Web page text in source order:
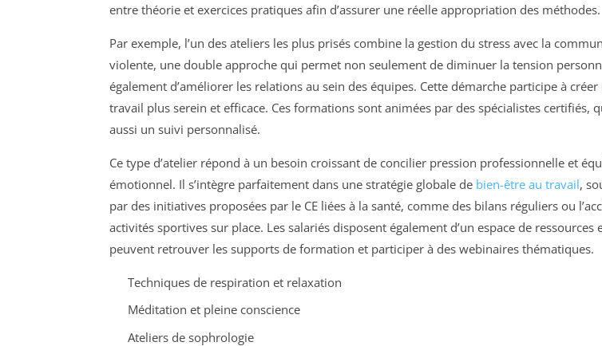
entre théorie et exercices pratiques afin d’assurer une réelle appropriation des méthodes.
Par exemple, l’un des ateliers les plus prisés combine la gestion du stress avec la
violente, une double approche qui permet non seulement de diminuer la tension
également d’améliorer les relations au sein des équipes. Cette démarche participe à
travail plus serein et efficace. Ces formations sont animées par des spécialistes certifiés,
aussi un suivi personnalisé.
Ce type d’atelier répond à un besoin croissant de concilier pression professionnelle et
émotionnel. Il s’intègre parfaitement dans une stratégie globale de bien-être au travail,
par des initiatives proposées par le CE liées à la santé, comme des bilans réguliers ou
activités sportives sur place. Les salariés disposent également d’un espace de ressources
peuvent retrouver les supports de formation et participer à des webinaires thématiques.
Techniques de respiration et relaxation
Méditation et pleine conscience
Ateliers de sophrologie